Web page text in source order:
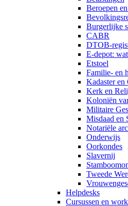
Beroepen
Burgerlijke
CABR
DTOB-
E-depot:
Etstoel
Familie- en
Kadaster en
Kerk en
Koloniën
Militaire
Misdaad en
Notariële
Onderwijs
Oorkondes
Slavernij
Tweede
Helpdesks
Cursussen en